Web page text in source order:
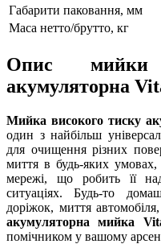
Габарити паковання, мм
Маса нетто/брутто, кг
Опис мийки
акумуляторна
Мийка високого тиску
один з найбільш
для очищення різних
миття в будь-яких
мережі, що робить її
ситуаціях. Будь-то
доріжок, миття
акумуляторна мийка
помічником у вашому